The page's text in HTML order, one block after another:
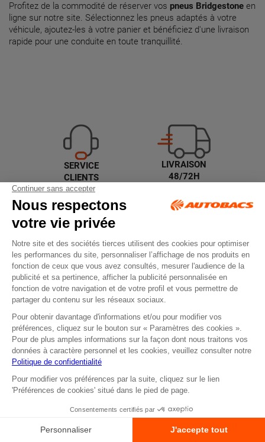
Profitez de la commodité de réserver vos pneus Bridgestone en
ligne sur notre site. Sélectionnez les pneus adaptés à votre
véhicule, ajoutez-les à votre panier et bénéficiez d'une livraison
rapide pour une conduite en toute tranquillité.
SERVICE
CLIENTS
Disponible
5 Jours / 7
LIVRAISON
48/72H
lundi au vendredi 9h à
17h30
RETRAIT
EN MAGASIN
Commande
disponible sous 2H
RENDEZ-VOUS
DEVIS EN LIGNE
Réservez votre
prestation
atelier en ligne